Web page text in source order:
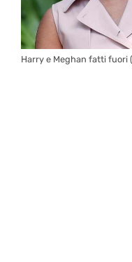
Harry e Meghan fatti fuori